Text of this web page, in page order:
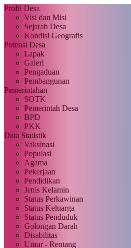
Profil Desa
Visi dan Misi
Sejarah Desa
Kondisi Geografis
Potensi Desa
Lapak
Galeri
Pengaduan
Pembangunan
Pemerintahan
SOTK
Pemerintah Desa
BPD
PKK
Data Statistik
Vaksinasi
Populasi
Agama
Pekerjaan
Pendidikan
Jenis Kelamin
Status Perkawinan
Status Keluarga
Status Penduduk
Golongan Darah
Disabilitas
Umur - Rentang